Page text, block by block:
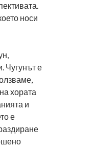
носи
Чугунът е
хората
и
е